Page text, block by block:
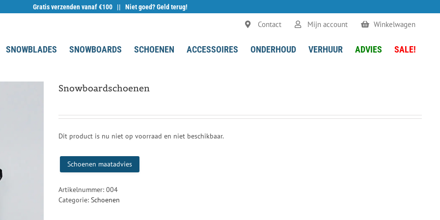
Gratis verzenden vanaf €100 || Niet goed? Geld terug!
Contact Mijn account Winkelwagen
SNOWBLADES SNOWBOARDS SCHOENEN ACCESSOIRES ONDERHOUD VERHUUR ADVIES SALE!
Snowboardschoenen
Dit product is nu niet op voorraad en niet beschikbaar.
Schoenen maatadvies
Artikelnummer: 004
Categorie: Schoenen